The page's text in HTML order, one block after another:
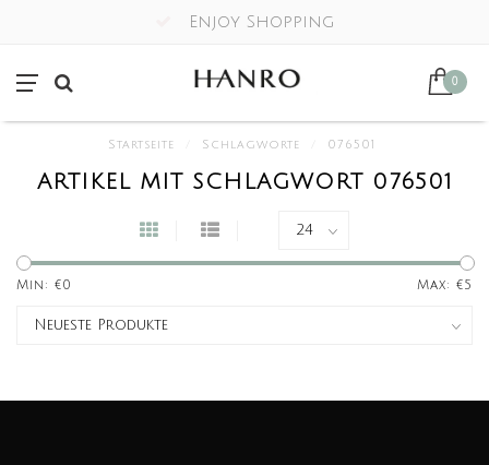
Enjoy Shopping
0
Startseite Schlagworte 076501
ARTIKEL MIT SCHLAGWORT 076501
Min: €0 Max: €5